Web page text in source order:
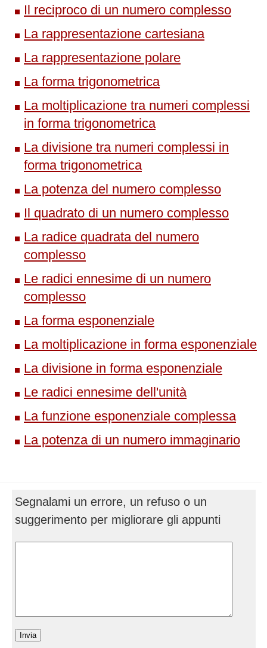
Il reciproco di un numero complesso
La rappresentazione cartesiana
La rappresentazione polare
La forma trigonometrica
La moltiplicazione tra numeri complessi
in forma trigonometrica
La divisione tra numeri complessi in
forma trigonometrica
La potenza del numero complesso
Il quadrato di un numero complesso
La radice quadrata del numero
complesso
Le radici ennesime di un numero
complesso
La forma esponenziale
La moltiplicazione in forma esponenziale
La divisione in forma esponenziale
Le radici ennesime dell'unità
La funzione esponenziale complessa
La potenza di un numero immaginario
Segnalami un errore, un refuso o un
suggerimento per migliorare gli appunti